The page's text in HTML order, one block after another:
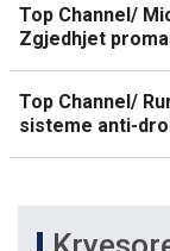
Top Channel/
Zgjedhjet
Top Channel/
sisteme anti-